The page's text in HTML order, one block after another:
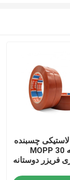
لاستیکی چسبنده
یک طرفه MOPP 30
فریزر دوستانه